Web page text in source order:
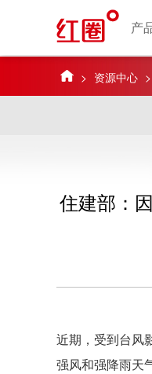
产
> 资源中心 >
住建部：
近期，受到台风
强风和强降雨天